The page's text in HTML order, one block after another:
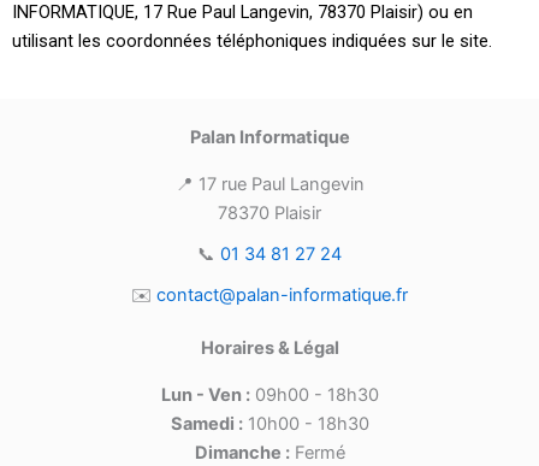
INFORMATIQUE, 17 Rue Paul Langevin, 78370 Plaisir) ou en
utilisant les coordonnées téléphoniques indiquées sur le site.
Palan Informatique
📍 17 rue Paul Langevin
78370 Plaisir
📞 01 34 81 27 24
✉️ contact@palan-informatique.fr
Horaires & Légal
Lun - Ven :09h00 - 18h30
Samedi :10h00 - 18h30
Dimanche :Fermé